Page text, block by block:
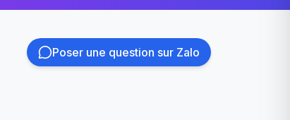
Poser une question sur Zalo